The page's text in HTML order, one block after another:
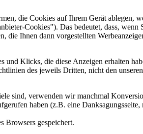
die Cookies auf Ihrem Gerät ablegen,
Cookies"). Das bedeutet, dass,
Ihnen dann vorgestellten
Klicks, die diese Anzeigen erhalten
des jeweils Dritten, nicht den
sind, verwenden wir manchmal
haben (z.B. eine
Browsers gespeichert.